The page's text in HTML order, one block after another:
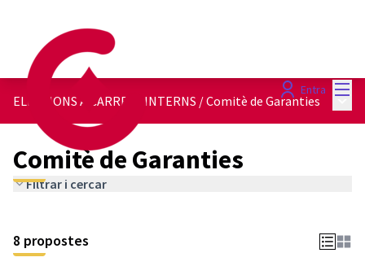
Entra
ELECCIONS A CÀRRECS INTERNS /Comitè de Garanties
Comitè de Garanties
Filtrar i cercar
8 propostes